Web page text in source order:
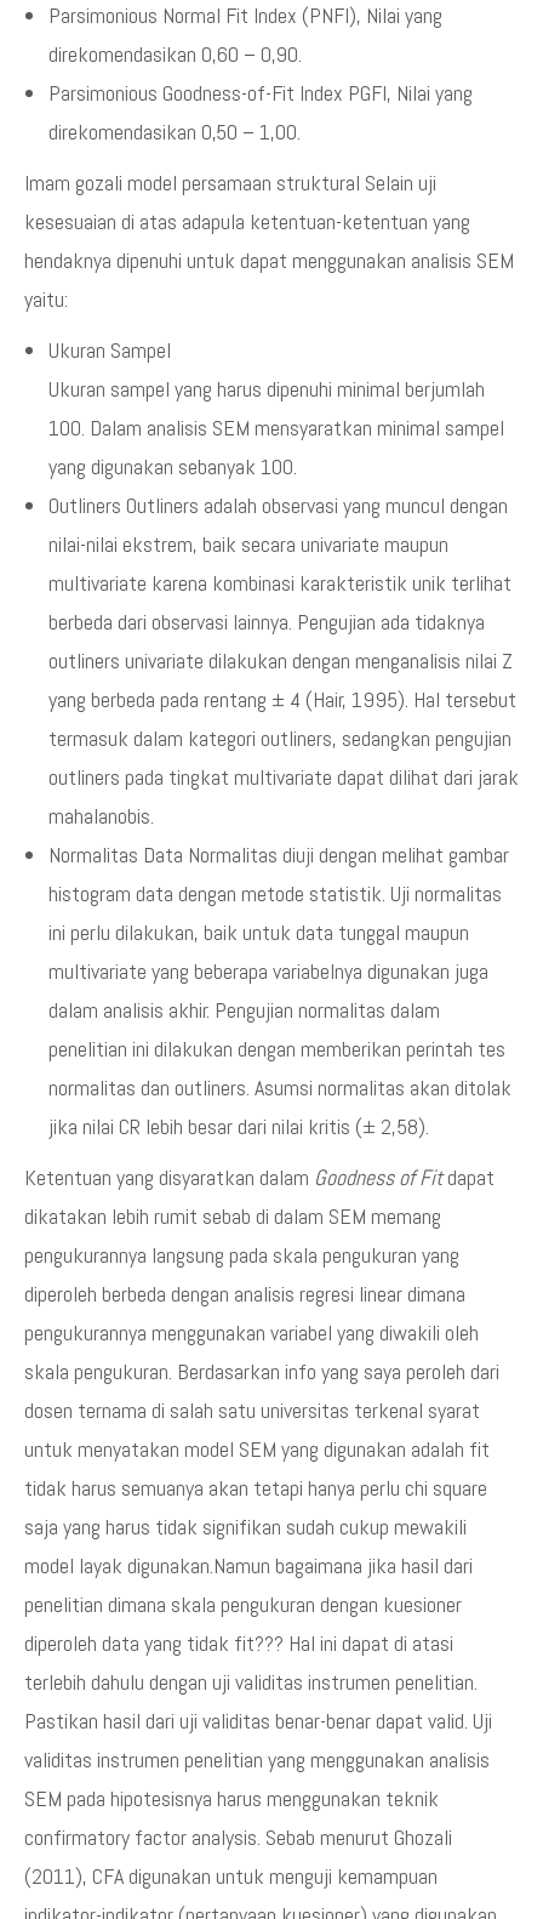
Parsimonious Normal Fit Index (PNFI), Nilai yang
direkomendasikan 0,60 – 0,90.
Parsimonious Goodness-of-Fit Index PGFI, Nilai yang
direkomendasikan 0,50 – 1,00.
Imam gozali model persamaan struktural Selain uji
kesesuaian di atas adapula ketentuan-ketentuan yang
hendaknya dipenuhi untuk dapat menggunakan analisis SEM
yaitu:
Ukuran Sampel
Ukuran sampel yang harus dipenuhi minimal berjumlah
100. Dalam analisis SEM mensyaratkan minimal sampel
yang digunakan sebanyak 100.
Outliners Outliners adalah observasi yang muncul dengan
nilai-nilai ekstrem, baik secara univariate maupun
multivariate karena kombinasi karakteristik unik terlihat
berbeda dari observasi lainnya. Pengujian ada tidaknya
outliners univariate dilakukan dengan menganalisis nilai Z
yang berbeda pada rentang ± 4 (Hair, 1995). Hal tersebut
termasuk dalam kategori outliners, sedangkan pengujian
outliners pada tingkat multivariate dapat dilihat dari jarak
mahalanobis.
Normalitas Data Normalitas diuji dengan melihat gambar
histogram data dengan metode statistik. Uji normalitas
ini perlu dilakukan, baik untuk data tunggal maupun
multivariate yang beberapa variabelnya digunakan juga
dalam analisis akhir. Pengujian normalitas dalam
penelitian ini dilakukan dengan memberikan perintah tes
normalitas dan outliners. Asumsi normalitas akan ditolak
jika nilai CR lebih besar dari nilai kritis (± 2,58).
Ketentuan yang disyaratkan dalam Goodness of Fitdapat
dikatakan lebih rumit sebab di dalam SEM memang
pengukurannya langsung pada skala pengukuran yang
diperoleh berbeda dengan analisis regresi linear dimana
pengukurannya menggunakan variabel yang diwakili oleh
skala pengukuran. Berdasarkan info yang saya peroleh dari
dosen ternama di salah satu universitas terkenal syarat
untuk menyatakan model SEM yang digunakan adalah fit
tidak harus semuanya akan tetapi hanya perlu chi square
saja yang harus tidak signifikan sudah cukup mewakili
model layak digunakan.Namun bagaimana jika hasil dari
penelitian dimana skala pengukuran dengan kuesioner
diperoleh data yang tidak fit??? Hal ini dapat di atasi
terlebih dahulu dengan uji validitas instrumen penelitian.
Pastikan hasil dari uji validitas benar-benar dapat valid. Uji
validitas instrumen penelitian yang menggunakan analisis
SEM pada hipotesisnya harus menggunakan teknik
confirmatory factor analysis. Sebab menurut Ghozali
(2011), CFA digunakan untuk menguji kemampuan